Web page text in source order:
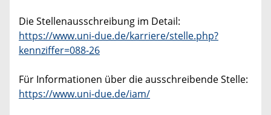
Die Stellenausschreibung im Detail:
https://www.uni-due.de/karriere/stelle.php?
kennziffer=088-26
Für Informationen über die ausschreibende Stelle:
https://www.uni-due.de/iam/